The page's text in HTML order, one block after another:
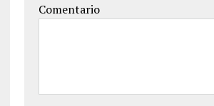
Comentario